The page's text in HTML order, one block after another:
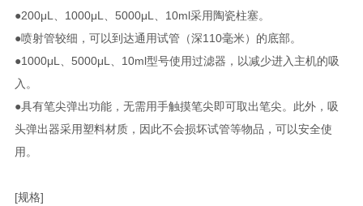
●200μL、1000μL、5000μL、10ml采用陶瓷柱塞。
●喷射管较细，可以到达通用试管（深110毫米）的底部。
●1000μL、5000μL、10ml型号使用过滤器，以减少进入主机的吸
入。
●具有笔尖弹出功能，无需用手触摸笔尖即可取出笔尖。此外，吸
头弹出器采用塑料材质，因此不会损坏试管等物品，可以安全使
用。
[规格]